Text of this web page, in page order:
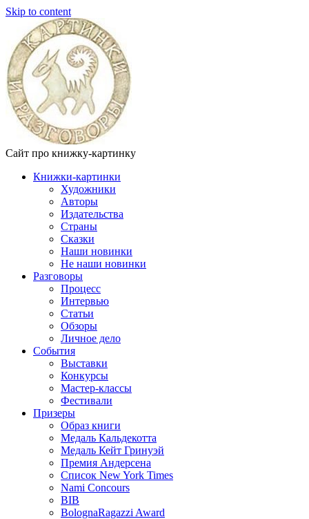
Skip to content
Сайт про книжку-картинку
Книжки-картинки
Художники
Авторы
Издательства
Страны
Сказки
Наши новинки
Не наши новинки
Разговоры
Процесс
Интервью
Статьи
Обзоры
Личное дело
События
Выставки
Конкурсы
Мастер-классы
Фестивали
Призеры
Образ книги
Медаль Кальдекотта
Медаль Кейт Гринуэй
Премия Андерсена
Список New York Times
Nami Concours
BIB
BolognaRagazzi Award